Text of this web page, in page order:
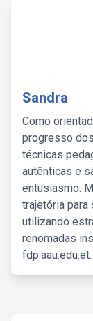
Sandra
Como
progresso
técnicas
autênticas e
entusiasmo.
trajetória para
utilizando
renomadas
fdp.aau.edu.et.